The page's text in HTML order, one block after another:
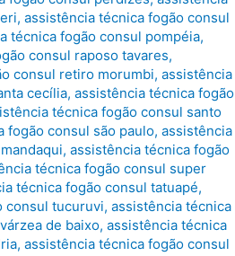
, assistência técnica fogão consul
técnica fogão consul pompéia,
consul raposo tavares,
consul retiro morumbi, assistência
cecília, assistência técnica fogão
técnica fogão consul santo
fogão consul são paulo, assistência
, assistência técnica fogão
técnica fogão consul super
técnica fogão consul tatuapé,
consul tucuruvi, assistência técnica
de baixo, assistência técnica
, assistência técnica fogão consul